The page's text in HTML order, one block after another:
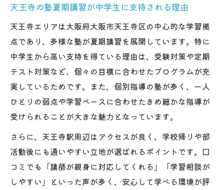
天王寺の塾夏期講習が中学生に支持される理由
天王寺エリアは大阪府大阪市天王寺区の中心的な学習拠
点であり、多様な塾が夏期講習を展開しています。特に
中学生から高い支持を得ている理由は、受験対策や定期
テスト対策など、個々の目標に合わせたプログラムが充
実しているためです。また、個別指導の塾が多く、一人
ひとりの弱点や学習ペースに合わせたきめ細かな指導が
受けられることが大きな魅力となっています。
さらに、天王寺駅周辺はアクセスが良く、学校帰りや部
活動後にも通いやすい立地が選ばれるポイントです。口
コミでも「講師が親身に対応してくれる」「学習相談が
しやすい」といった声が多く、安心して学べる環境が評